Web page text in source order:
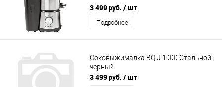
3 499 руб. / шт
Подробнее
Соковыжималка BQ J 1000 Стальной-
черный
3 499 руб. / шт